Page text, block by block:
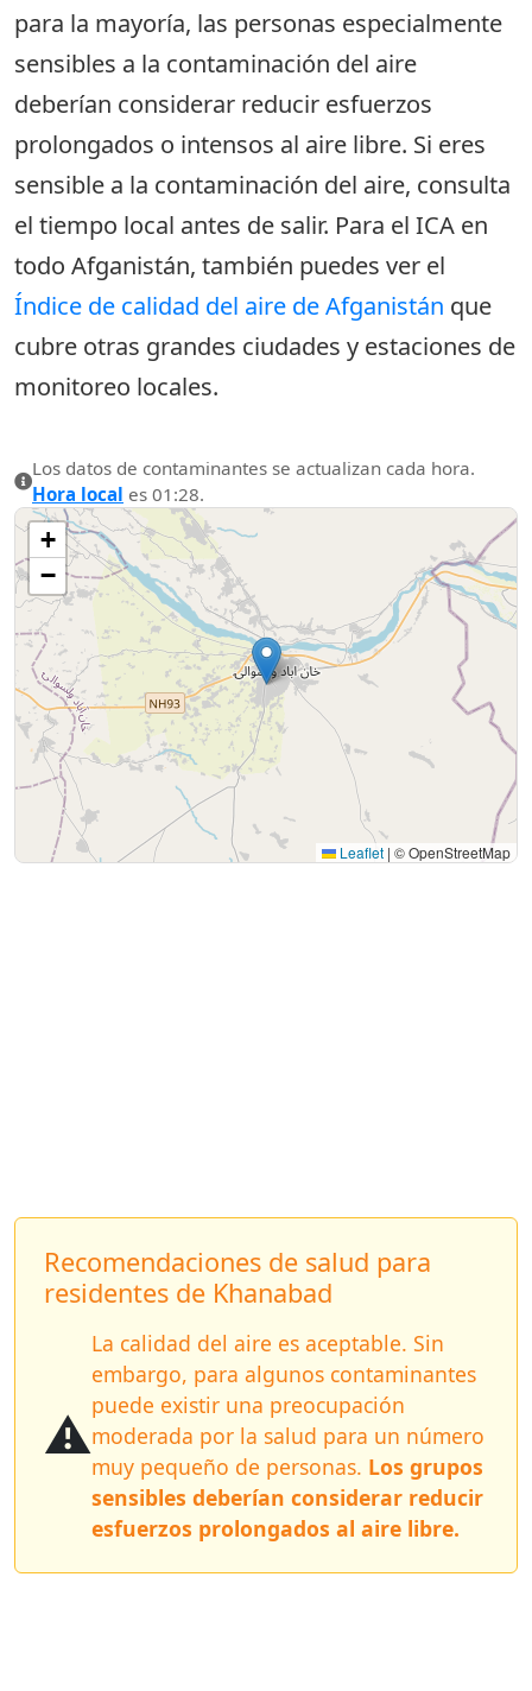
para la mayoría, las personas especialmente
sensibles a la contaminación del aire
deberían considerar reducir esfuerzos
prolongados o intensos al aire libre. Si eres
sensible a la contaminación del aire, consulta
el tiempo local antes de salir. Para el ICA en
todo Afganistán, también puedes ver el
Índice de calidad del aire de Afganistán que
cubre otras grandes ciudades y estaciones de
monitoreo locales.
Los datos de contaminantes se actualizan cada hora.
Hora local es 01:28.
+
−
Leaflet | © OpenStreetMap
Recomendaciones de salud para
residentes de Khanabad
⚠️
La calidad del aire es aceptable. Sin
embargo, para algunos contaminantes
puede existir una preocupación
moderada por la salud para un número
muy pequeño de personas. Los grupos
sensibles deberían considerar reducir
esfuerzos prolongados al aire libre.